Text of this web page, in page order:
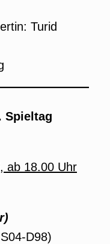
Turid
Spieltag
ab 18.00 Uhr
D98)